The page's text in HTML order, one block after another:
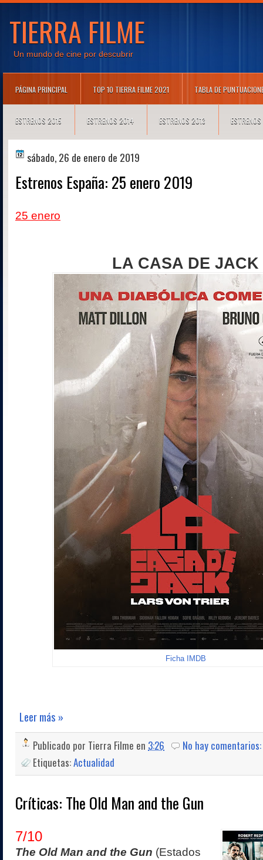
TIERRA FILME
Un mundo de cine por descubrir
PÁGINA PRINCIPAL TOP 10 TIERRA FILME 2021 TABLA DE
ESTRENOS 2015 ESTRENOS 2014 ESTRENOS 2013
sábado, 26 de enero de 2019
Estrenos España: 25 enero 2019
25 enero
LA CASA DE JACK
Ficha IMDB
Leer más »
Publicado por Tierra Filme en 3:26
No hay
Etiquetas:Actualidad
Críticas: The Old Man and the Gun
7/10
The Old Man and the Gun (Estados